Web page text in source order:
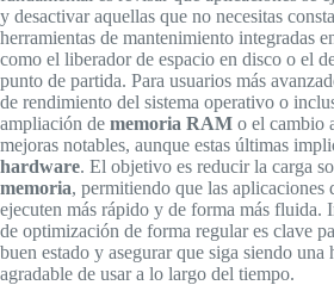
y desactivar aquellas que no necesitas
herramientas de mantenimiento integradas
como el liberador de espacio en disco o el
punto de partida. Para usuarios más
de rendimiento del sistema operativo o
ampliación de memoria RAM o el cambio
mejoras notables, aunque estas últimas
hardware. El objetivo es reducir la carga
memoria, permitiendo que las aplicaciones
ejecuten más rápido y de forma más fluida.
de optimización de forma regular es clave
buen estado y asegurar que siga siendo
agradable de usar a lo largo del tiempo.